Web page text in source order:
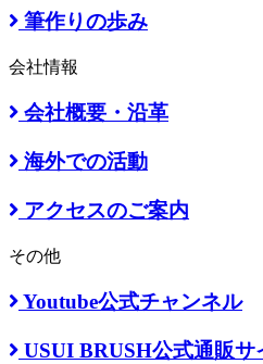
筆作りの歩み
会社情報
会社概要・沿革
海外での活動
アクセスのご案内
その他
Youtube公式チャンネル
USUI BRUSH公式通販サ